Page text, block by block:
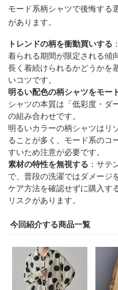
モード系柄シャツで後悔する
があります。
トレンドの柄を衝動買いする
着られる期間が限定される傾
長く着続けられるかどうかを
いコツです。
明るい配色の柄シャツをモー
シャツの本質は「低彩度・ダ
の組み合わせです。
明るいカラーの柄シャツはリ
ることが多く、モード系のコ
すいため注意が必要です。
素材の特性を無視する ：サテ
で、普段の洗濯ではダメージ
ケア方法を確認せずに購入す
リスクがあります。
今回紹介する商品一覧